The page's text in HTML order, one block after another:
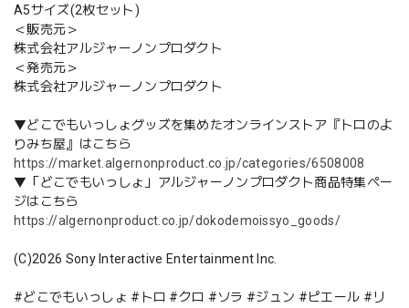
A5サイズ(2枚セット)
＜販売元＞
株式会社アルジャーノンプロダクト
＜発売元＞
株式会社アルジャーノンプロダクト
▼どこでもいっしょグッズを集めたオンラインストア『トロのよ
りみち屋』はこちら
https://market.algernonproduct.co.jp/categories/6508008
▼「どこでもいっしょ」アルジャーノンプロダクト商品特集ペー
ジはこちら
https://algernonproduct.co.jp/dokodemoissyo_goods/
(C)2026 Sony Interactive Entertainment Inc.
#どこでもいっしょ #トロ #クロ #ソラ #ジュン #ピエール #リ